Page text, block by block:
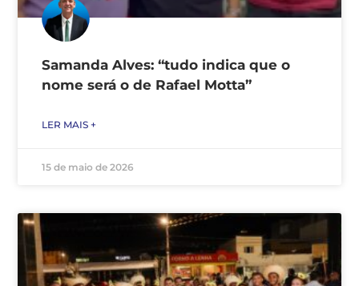
Samanda Alves: “tudo indica que o
nome será o de Rafael Motta”
LER MAIS +
15 de maio de 2026